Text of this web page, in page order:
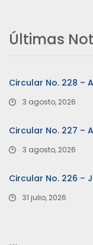
Últimas
Circular No. 228 –
3 agosto, 2026
Circular No. 227 –
3 agosto, 2026
Circular No. 226 –
31 julio, 2026